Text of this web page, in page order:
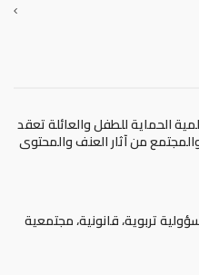
الحماية للطفل والعائلة تعقد
من آثار العنف والمحتوى
تربوية، قانونية، مجتمعية